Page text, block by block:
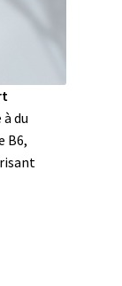
du
B6,